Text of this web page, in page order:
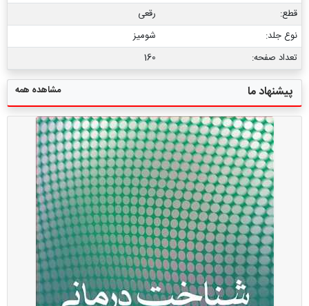
قطع:
رقعی
نوع جلد:
شومیز
تعداد صفحه:
160
پیشنهاد ما مشاهده همه